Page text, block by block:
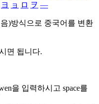
ヨ ョ ロ ヲ ―
)방식으로 중국어를 변환
면 됩니다.
을 입력하시고 space를